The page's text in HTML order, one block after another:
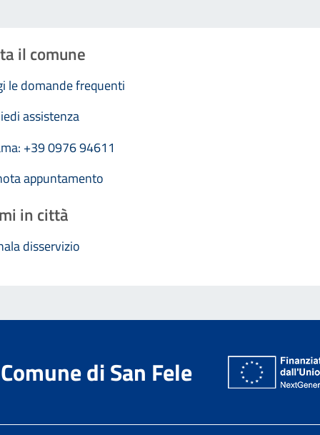
il comune
le domande frequenti
assistenza
+39 0976 94611
appuntamento
in città
disservizio
Comune di San Fele